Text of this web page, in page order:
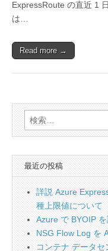
ExpressRoute の直近 1
は…
Read more →
検
索:
最近の投稿
詳説 Azure
種上限値について
Azure で BYOIP
NSG Flow Log を
コンテナ データ